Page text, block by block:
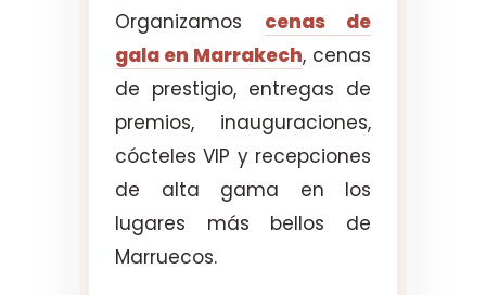
Organizamos cenas de
gala en Marrakech, cenas
de prestigio, entregas de
premios, inauguraciones,
cócteles VIP y recepciones
de alta gama en los
lugares más bellos de
Marruecos.